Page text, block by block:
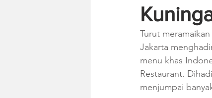
Turut
Jakarta
menu khas
Restaurant.
menjumpai